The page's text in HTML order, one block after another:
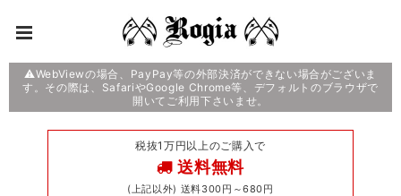
⚠️WebViewの場合、PayPay等の外部決済ができない場合がございま
す。その際は、SafariやGoogle Chrome等、デフォルトのブラウザで
開いてご利用下さいませ。
税抜1万円以上のご購入で
送料無料
(上記以外) 送料300円～680円